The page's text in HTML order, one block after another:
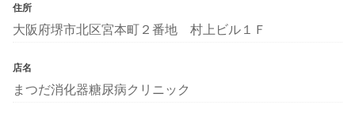
住所
大阪府堺市北区宮本町２番地 村上ビル１Ｆ
店名
まつだ消化器糖尿病クリニック